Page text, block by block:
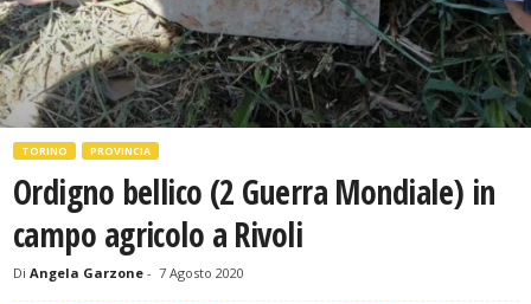
TORINO PROVINCIA
Ordigno bellico (2 Guerra Mondiale) in
campo agricolo a Rivoli
Di Angela Garzone - 7 Agosto 2020